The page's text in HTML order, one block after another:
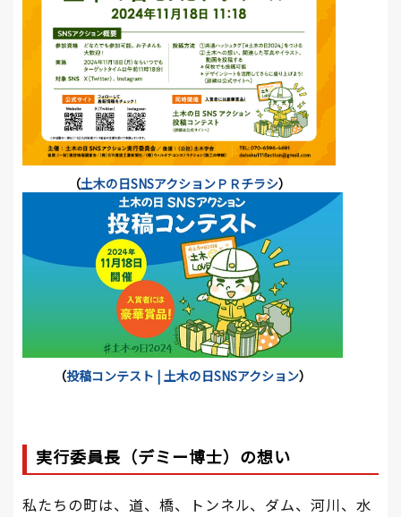
（土木の日SNSアクションＰＲチラシ）
（投稿コンテスト | 土木の日SNSアクション）
実行委員長（デミー博士）の想い
私たちの町は、道、橋、トンネル、ダム、河川、水